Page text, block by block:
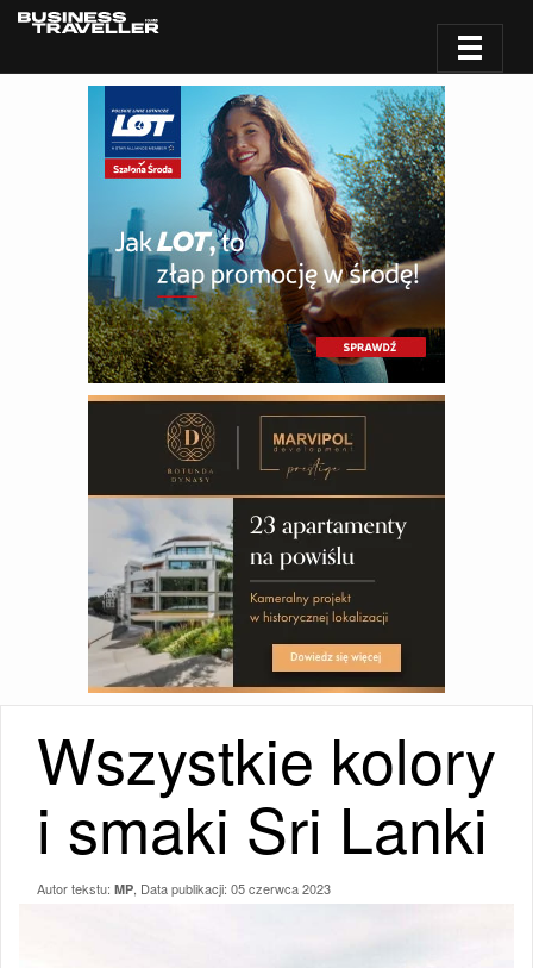
Wszystkie kolory
i smaki Sri Lanki
Autor tekstu: MP , Data publikacji: 05 czerwca 2023